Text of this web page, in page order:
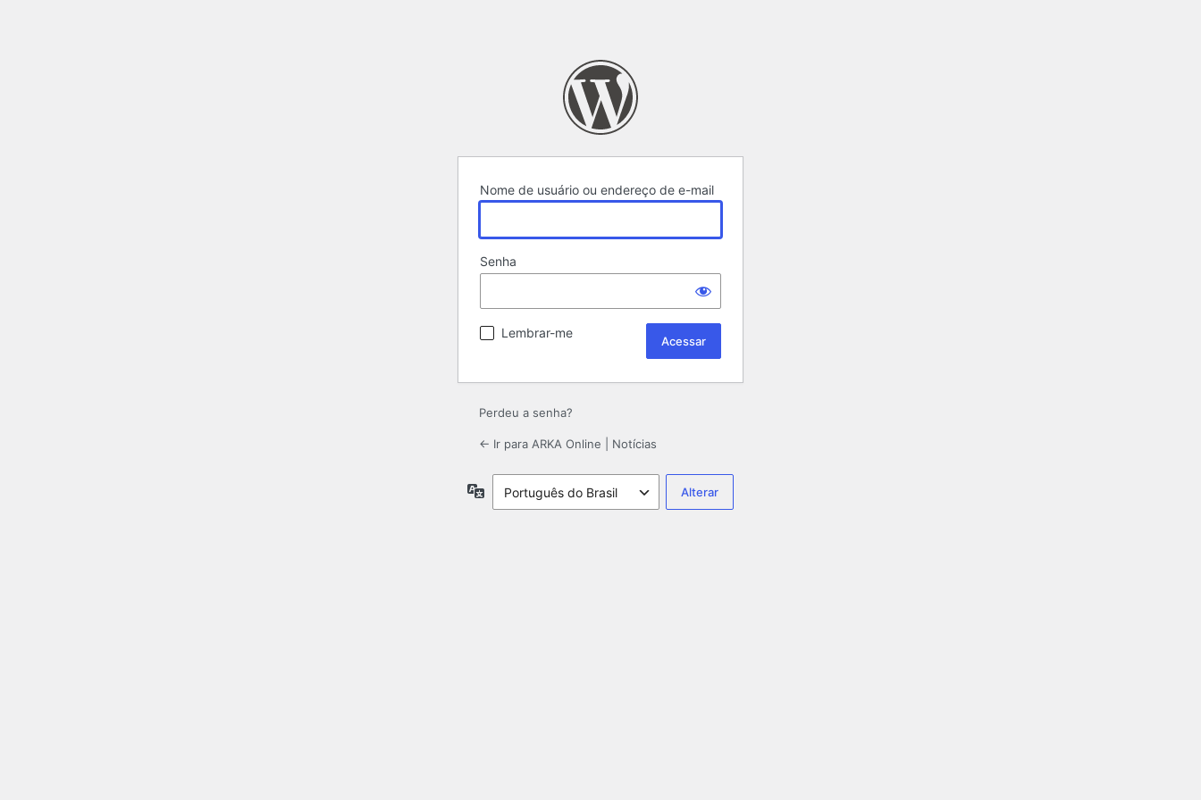
Nome de usuário ou endereço de e-mail
Senha
Lembrar-me
Perdeu a senha?
← Ir para ARKA Online | Notícias
Idioma